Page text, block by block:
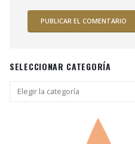
SELECCIONAR CATEGORÍA
Seleccionar
categoría